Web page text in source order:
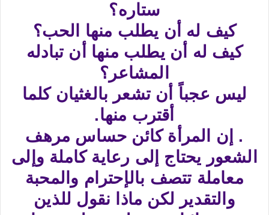
ستاره؟
كيف له أن يطلب منها الحب؟
كيف له أن يطلب منها أن تبادله
المشاعر؟
ليس عجباً أن تشعر بالغثيان كلما
أقترب منها.
. إن المرأة كائن حساس مرهف
الشعور يحتاج إلى رعاية كاملة وإلى
معاملة تتصف بالإحترام والمحبة
والتقدير لكن ماذا نقول للذين